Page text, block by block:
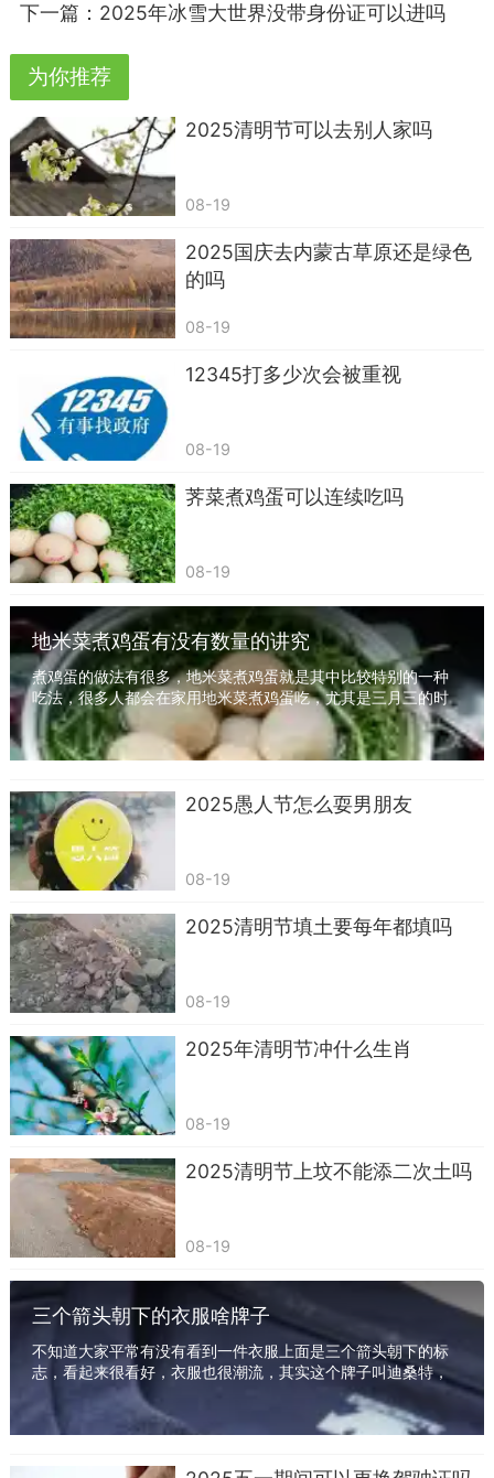
尽管Wi-Fi辐射属于非电离辐射，理论上对人体
无害，但合理布局家庭网络设备，避免不必要的直
接暴露，依然是一个健康生活的良好习惯。例如，
将路由器放置在远离睡眠区域的位置，可以进一步
减少夜间辐射的潜在影响。重要的是，我们应该基
于科学证据，理性看待Wi-Fi辐射，享受科技带来的
路由器离床不到一米对身体有害吗
基本没什么危害。
路由器功率低，辐射相对较小，但离路由器越
近，辐射越大。人体离路由器辐射源越远，所吸收
辐射的影响就越小。
求（小于40μW/cm2），在人体可接受的安全范围
内。
路由器的质量也很高。它对人体基本无害。红
外线主要是热辐射，对人体来说相对安全。但是，
如果离检查地点太近，暴露时间太长，可能会造成
烧伤。因此，我们应该注意路由器的选择和使用。
路由器应从正规制造商处选择，并保证质量，以防
止过度辐射。
路由器辐射范围有多少米
一般来说，家庭路由器可以在有屏障的情况下
辐射30-50米，在没有任何屏障的条件下辐射数百
下一篇： 2025年冰雪大世界没带身份证可以进吗
为你推荐
​2025清明节可以去别人家吗
08-19
2025国庆去内蒙古草原还是绿色
的吗
08-19
12345打多少次会被重视
08-19
荠菜煮鸡蛋可以连续吃吗
08-19
地米菜煮鸡蛋有没有数量的讲究
煮鸡蛋的做法有很多，地米菜煮鸡蛋就是其中比较特别的一种
吃法，很多人都会在家用地米菜煮鸡蛋吃，尤其是三月三的时
候。地米菜煮鸡蛋在数量上是有讲究的，一般都...
2025​愚人节怎么耍男朋友
08-19
2025清明节填土要每年都填吗
08-19
2025年清明节冲什么生肖
08-19
2025清明节上坟不能添二次土吗
08-19
三个箭头朝下的衣服啥牌子
不知道大家平常有没有看到一件衣服上面是三个箭头朝下的标
志，看起来很看好，衣服也很潮流，其实这个牌子叫迪桑特，
是来自日本的服饰品牌，下面就和小编一起来具...